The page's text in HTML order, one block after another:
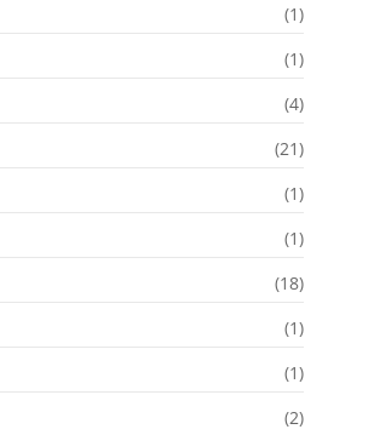
(1)
(1)
(4)
(21)
(1)
(1)
(18)
(1)
(1)
(2)